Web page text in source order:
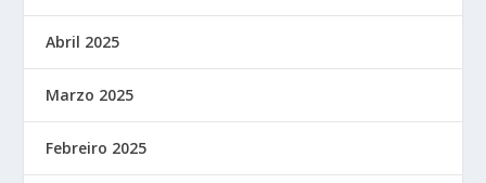
Abril 2025
Marzo 2025
Febreiro 2025